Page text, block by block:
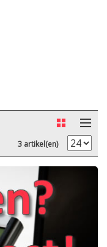
3 artikel(en)